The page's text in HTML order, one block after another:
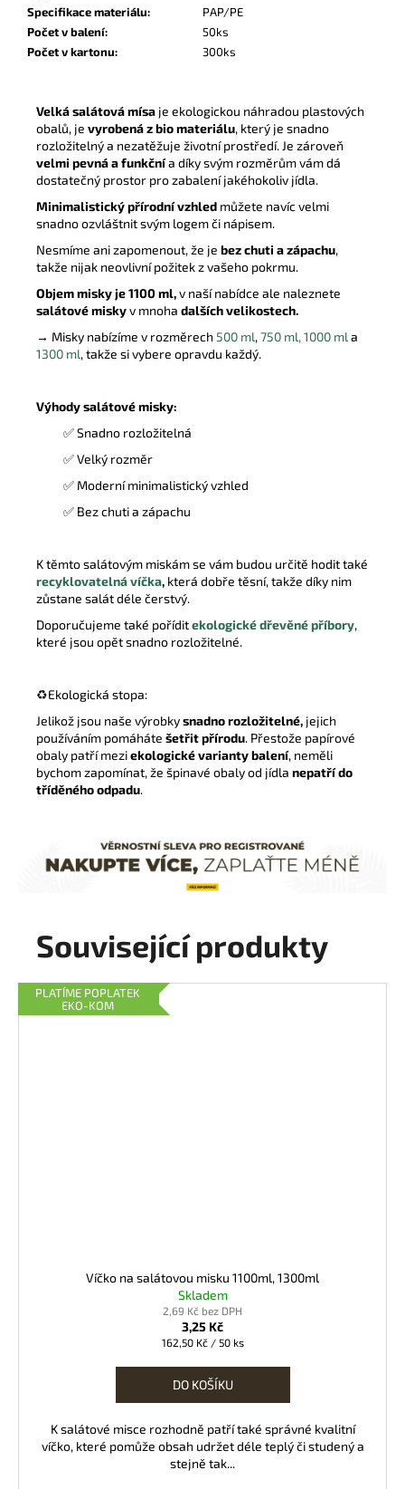
Velká salátová mísa je ekologickou náhradou plastových
obalů, je vyrobená z bio materiálu, který je snadno
rozložitelný a nezatěžuje životní prostředí. Je zároveň
velmi pevná a funkčnía díky svým rozměrům vám dá
dostatečný prostor pro zabalení jakéhokoliv jídla.
Minimalistický přírodní vzhled můžete navíc velmi
snadno ozvláštnit svým logem či nápisem.
Nesmíme ani zapomenout, že je bez chuti a zápachu,
takže nijak neovlivní požitek z vašeho pokrmu.
Objem misky je 1100 ml,v naší nabídce ale naleznete
salátové miskyv mnoha dalších velikostech.
→ Misky nabízíme v rozměrech 500 ml,750 ml, 1000 ml a
1300 ml, takže si vybere opravdu každý.
Výhody salátové misky:
✅Snadno rozložitelná
✅Velký rozměr
✅ Moderní minimalistický vzhled
✅ Bez chuti a zápachu
K těmto salátovým miskám se vám budou určitě hodit také
recyklovatelnávíčka, která dobře těsní, takže díky nim
zůstane salát déle čerstvý.
Doporučujeme také poříditekologické dřevěné příbory,
které jsou opět snadno rozložitelné.
♻️Ekologická stopa:
Jelikož jsou naše výrobkysnadno rozložitelné, jejich
používáním pomáháte šetřit přírodu. Přestože papírové
obaly patří meziekologické varianty balení, neměli
bychom zapomínat, že špinavé obaly od jídla nepatřído
tříděného odpadu.
Specifikace materiálu:
PAP/PE
Počet v balení:
50ks
Počet v kartonu: 300ks
Související produkty
PLATÍME POPLATEK
EKO-KOM
Víčko na salátovou misku 1100ml, 1300ml
Skladem
2,69 Kč bez DPH
3,25 Kč
Měrná
162,50 Kč / 50 ks
DO KOŠÍKU
K salátové misce rozhodně patří také správné kvalitní
víčko, které pomůže obsah udržet déle teplý či studený a
stejně tak...